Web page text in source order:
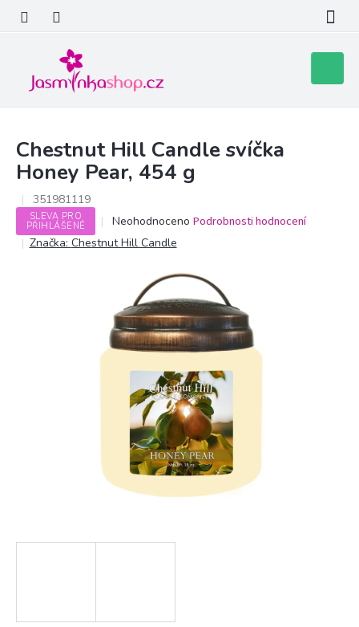
obsah
košík
Chestnut Hill Candle svíčka
Honey Pear, 454 g
351981119
SLEVA PRO
PŘIHLÁŠENÉ
Průměrné
hodnocení
produktu
5
hvězdiček.
Neohodnoceno Podrobnosti hodnocení
Značka: Chestnut Hill Candle